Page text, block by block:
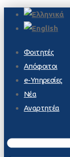
Φοιτητές
Απόφοιτοι
e-Υπηρεσίες
Νέα
Αναρτητέα